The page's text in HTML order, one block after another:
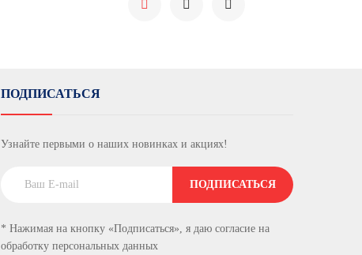
ПОДПИСАТЬСЯ
Узнайте первыми о наших новинках и акциях!
ПОДПИСАТЬСЯ
* Нажимая на кнопку «Подписаться», я даю cогласие на
обработку персональных данных